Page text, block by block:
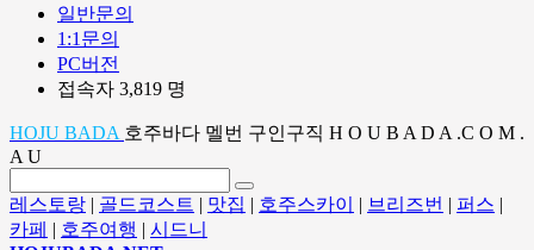
일반문의
1:1문의
PC버전
접속자 3,819 명
HOJU BADA 호주바다 멜번 구인구직 H O U B A D A .C O M .
A U
레스토랑 | 골드코스트 | 맛집 | 호주스카이 | 브리즈번 | 퍼스 |
카페 | 호주여행 | 시드니